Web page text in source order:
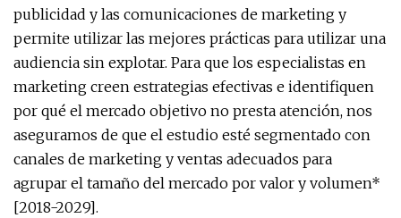
publicidad y las comunicaciones de marketing y
permite utilizar las mejores prácticas para utilizar una
audiencia sin explotar. Para que los especialistas en
marketing creen estrategias efectivas e identifiquen
por qué el mercado objetivo no presta atención, nos
aseguramos de que el estudio esté segmentado con
canales de marketing y ventas adecuados para
agrupar el tamaño del mercado por valor y volumen*
[2018-2029].